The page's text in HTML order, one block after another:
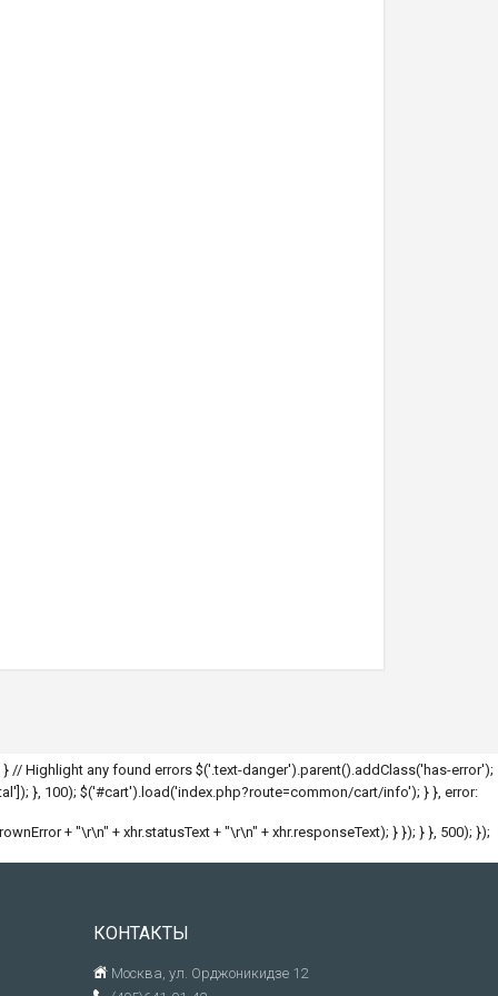
} // Highlight any found errors $('.text-danger').parent().addClass('has-error');
}, 100); $('#cart').load('index.php?route=common/cart/info'); } }, error:
+ "\r\n" + xhr.statusText + "\r\n" + xhr.responseText); } }); } }, 500); });
КОНТАКТЫ
Москва, ул. Орджоникидзе 12